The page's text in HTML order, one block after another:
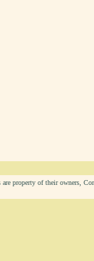
property of their owners,